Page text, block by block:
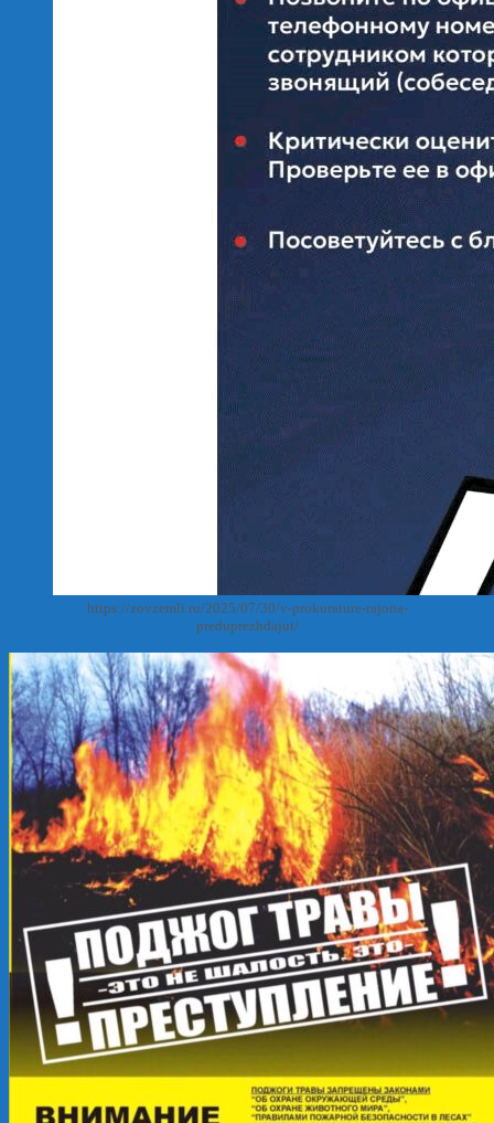
https://zovzemli.ru/2025/07/30/v-prokurature-rajona-
preduprezhdajut/